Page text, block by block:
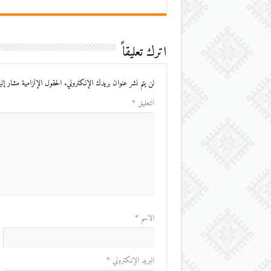
اترك تعليقاً
لن يتم نشر عنوان بريدك الإلكتروني. الحقول الإلزامية مشار
التعليق *
الاسم *
البريد الإلكتروني *